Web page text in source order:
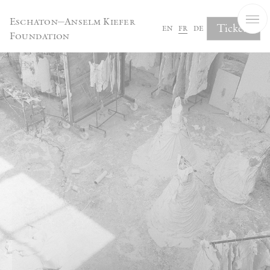
Eschaton—Anselm Kiefer
Foundation
en fr de Tickets